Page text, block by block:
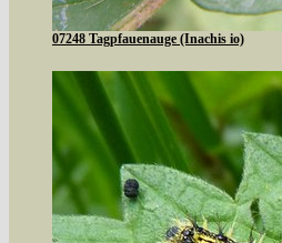
07248 Tagpfauenauge (Inachis io)